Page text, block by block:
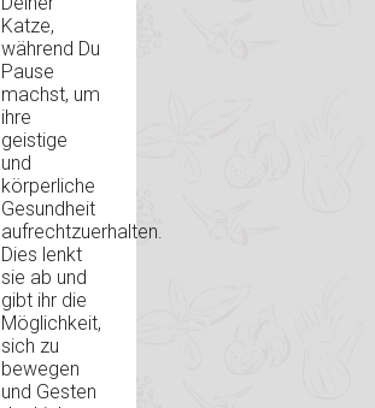
Katze,
während Du
Pause
machst, um
ihre
geistige
und
körperliche
Gesundheit
aufrechtzuerhalten.
Dies lenkt
sie ab und
gibt ihr die
Möglichkeit,
sich zu
bewegen
und Gesten